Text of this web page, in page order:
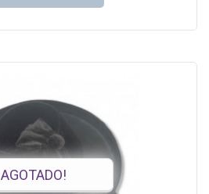
AGOTADO!